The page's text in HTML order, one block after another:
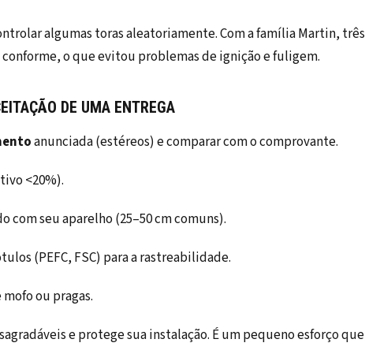
algumas toras aleatoriamente. Com a família Martin, três
o que evitou problemas de ignição e fuligem.
DE UMA ENTREGA
anunciada (estéreos) e comparar com o comprovante.
<20%).
com seu aparelho (25–50 cm comuns).
(PEFC, FSC) para a rastreabilidade.
ou pragas.
e protege sua instalação. É um pequeno esforço que